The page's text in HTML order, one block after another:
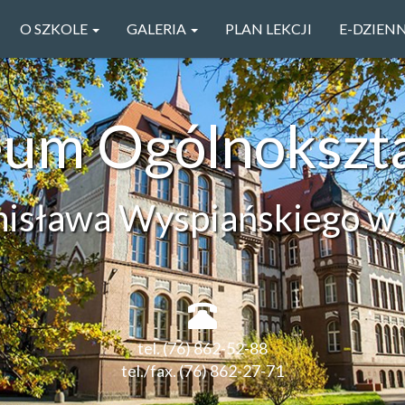
O SZKOLE GALERIA PLAN LEKCJI E-
Wyspiańskiego w
tel. (76) 862-52-88
tel./fax. (76) 862-27-71